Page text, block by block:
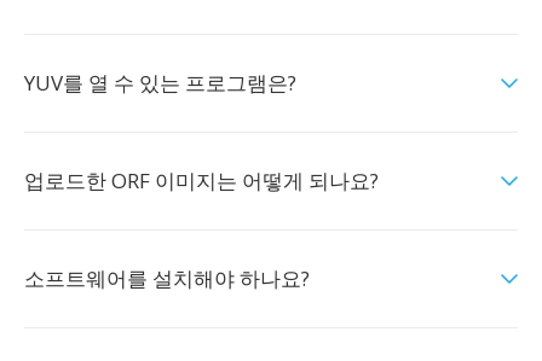
YUV를 열 수 있는 프로그램은?
업로드한 ORF 이미지는 어떻게 되나요?
소프트웨어를 설치해야 하나요?